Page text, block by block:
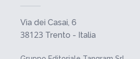
Via dei Casai, 6
38123 Trento - Italia